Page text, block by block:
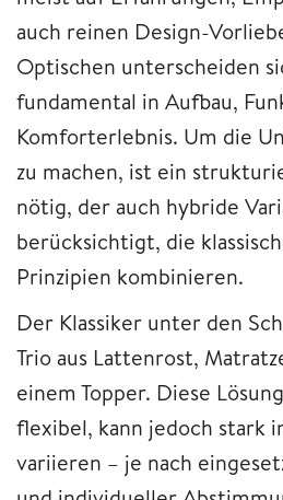
auch reinen Design-
Optischen unterscheiden
fundamental in Aufbau,
Komforterlebnis. Um die
zu machen, ist ein
nötig, der auch hybride
berücksichtigt, die
Prinzipien kombinieren.
Der Klassiker unter den
Trio aus Lattenrost,
einem Topper. Diese
flexibel, kann jedoch stark
variieren – je nach